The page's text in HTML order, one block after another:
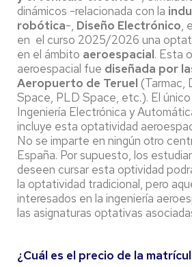
dinámicos -relacionada con la
robótica-, Diseño Electrónico,
en el curso 2025/2026 una
en el ámbito aeroespacial. Esta
aeroespacial fue diseñada por
Aeropuerto de Teruel (Tarmac,
Space, PLD Space, etc.). El
Ingeniería Electrónica y
incluye esta optatividad
No se imparte en ningún otro
España. Por supuesto, los
deseen cursar esta optividad
la optatividad tradicional, pero
interesados en la ingeniería
las asignaturas optativas
¿Cuál es el precio de la